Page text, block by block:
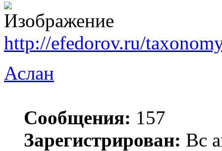
http://efedorov.ru/
Аслан
Сообщения: 157
Зарегистрирован: Вс